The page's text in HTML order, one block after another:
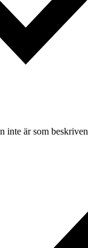
inte är som beskriven